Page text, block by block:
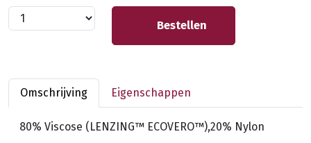
Bestellen
Omschrijving Eigenschappen
80% Viscose (LENZING™ ECOVERO™),20% Nylon